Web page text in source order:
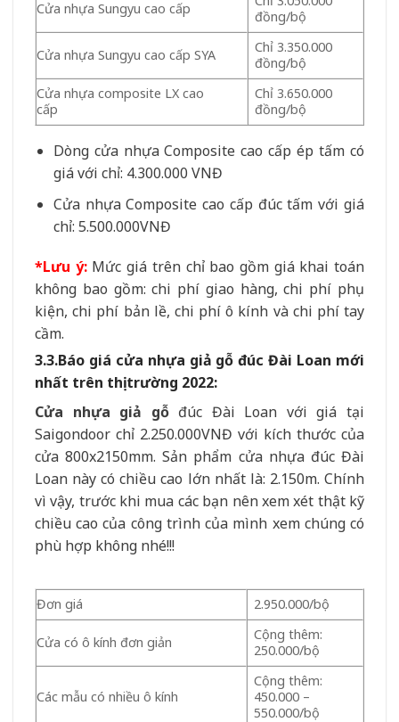
Cửa nhựa Sungyu cao cấp
đồng/bộ
Cửa nhựa Sungyu cao cấp SYA
Chỉ 3.350.000
đồng/bộ
Cửa nhựa composite LX cao
cấp
Chỉ 3.650.000
đồng/bộ
Dòng cửa nhựa Composite cao cấp ép tấm có
giá với chỉ: 4.300.000 VNĐ
Cửa nhựa Composite cao cấp đúc tấm với giá
chỉ: 5.500.000VNĐ
*Lưu ý:Mức giá trên chỉ bao gồm giá khai toán
không bao gồm: chi phí giao hàng, chi phí phụ
kiện, chi phí bản lề, chi phí ô kính và chi phí tay
cầm.
3.3.Báo giá cửa nhựa giả gỗ đúc Đài Loan mới
nhất trên thị trường 2022:
Cửa nhựa giả gỗđúc Đài Loan với giá tại
Saigondoor chỉ 2.250.000VNĐ với kích thước của
cửa 800x2150mm. Sản phẩm cửa nhựa đúc Đài
Loan này có chiều cao lớn nhất là: 2.150m. Chính
vì vậy, trước khi mua các bạn nên xem xét thật kỹ
chiều cao của công trình của mình xem chúng có
phù hợp không nhé!!!
Đơn giá 2.950.000/bộ
Cửa có ô kính đơn giản
Cộng thêm:
250.000/bộ
Các mẫu có nhiều ô kính
Cộng thêm:
450.000 –
550.000/bộ